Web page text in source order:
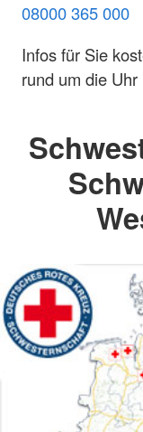
08000 365 000
Infos für Sie
rund um die Uhr